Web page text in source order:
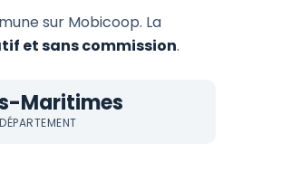
sur Mobicoop. La
et sans commission.
Maritimes
DÉPARTEMENT